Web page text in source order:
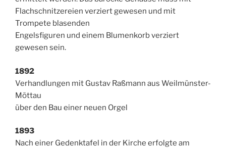
Flachschnitzereien verziert gewesen und mit
Trompete blasenden
Engelsfiguren und einem Blumenkorb verziert
gewesen sein.
1892
Verhandlungen mit Gustav Raßmann aus Weilmünster-
Möttau
über den Bau einer neuen Orgel
1893
Nach einer Gedenktafel in der Kirche erfolgte am